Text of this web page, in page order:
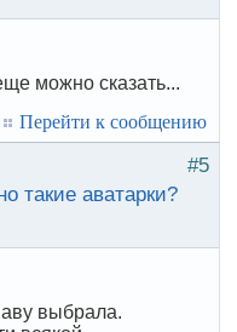
можно сказать...
Перейти к сообщению
#5
такие аватарки?
выбрала.